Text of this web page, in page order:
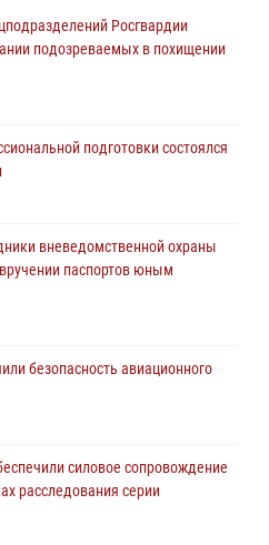
Росгвардии
подозреваемых в похищении
подготовки состоялся
вневедомственной охраны
паспортов юным
безопасность авиационного
силовое сопровождение
расследования серии